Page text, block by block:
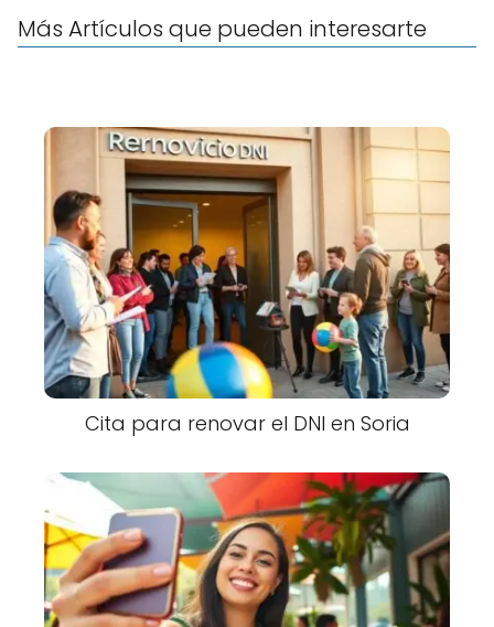
Más Artículos que pueden interesarte
Cita para renovar el DNI en Soria